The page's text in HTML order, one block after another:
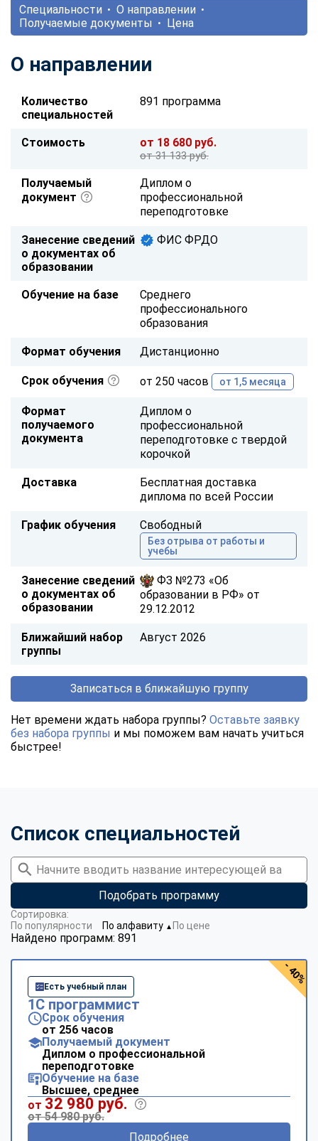
Специальности
О направлении
Получаемые документы
Цена
О направлении
Количество
специальностей
891 программа
Стоимость от 18 680 руб.
от 31 133 руб.
Получаемый
документ
Диплом о
профессиональной
переподготовке
Занесение сведений
о документах об
образовании
ФИС ФРДО
Обучение на базе
Среднего
профессионального
образования
Формат обучения Дистанционно
Срок обучения от 250 часов от 1,5 месяца
Формат
получаемого
документа
Диплом о
профессиональной
переподготовке с твердой
корочкой
Доставка
Бесплатная доставка
диплома по всей России
График обучения Свободный
Без отрыва от работы и
учебы
Занесение сведений
о документах об
образовании
ФЗ №273 «Об
образовании в РФ» от
29.12.2012
Ближайший набор
группы
Август 2026
Записаться в ближайшую группу
Нет времени ждать набора группы? Оставьте заявку
без набора группы и мы поможем вам начать учиться
быстрее!
Список специальностей
Подобрать программу
Найдено программ: 891
Сортировка:
По популярности
По алфавиту ▼ По цене
Есть учебный план
1С программист
Срок обучения
от 256 часов
Получаемый документ
Диплом о профессиональной
переподготовке
Обучение на базе
Высшее, среднее
от 32 980 руб.
от 54 980 руб.
Подробнее
- 40%